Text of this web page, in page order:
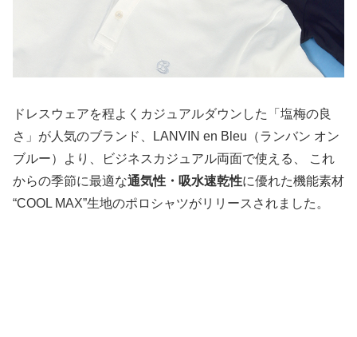
ドレスウェアを程よくカジュアルダウンした「塩梅の良
さ」が人気のブランド、LANVIN en Bleu（ランバン オン
ブルー）より、ビジネスカジュアル両面で使える、 これ
からの季節に最適な通気性・吸水速乾性に優れた機能素材
“COOL MAX”生地のポロシャツがリリースされました。